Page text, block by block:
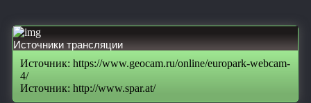
Источники трансляции
Источник: https://www.geocam.ru/online/europark-webcam-
4/
Источник: http://www.spar.at/